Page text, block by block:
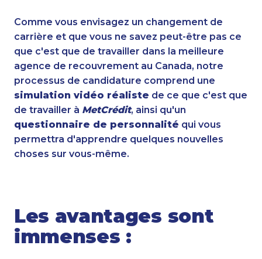
Comme vous envisagez un changement de
carrière et que vous ne savez peut-être pas ce
que c'est que de travailler dans la meilleure
agence de recouvrement au Canada, notre
processus de candidature comprend une
simulation vidéo réaliste de ce que c'est que
de travailler à MetCrédit, ainsi qu'un
questionnaire de personnalité qui vous
permettra d'apprendre quelques nouvelles
choses sur vous-même.
Les avantages sont
immenses :